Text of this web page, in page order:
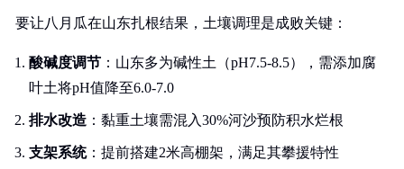
要让八月瓜在山东扎根结果，土壤调理是成败关键：
酸碱度调节 ：山东多为碱性土（pH7.5-8.5），需添加腐
叶土将pH值降至6.0-7.0
排水改造 ：黏重土壤需混入30%河沙预防积水烂根
支架系统：提前搭建2米高棚架，满足其攀援特性